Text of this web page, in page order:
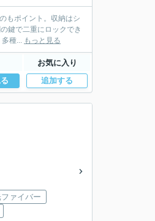
もポイント。収納はシ
鍵で二重にロックでき
種... もっと見る
お気に入り
追加する
ァイバー